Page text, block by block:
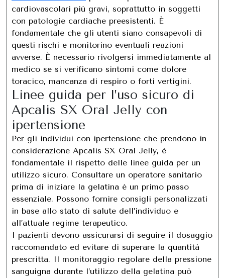
cardiovascolari più gravi, soprattutto in soggetti
con patologie cardiache preesistenti. È
fondamentale che gli utenti siano consapevoli di
questi rischi e monitorino eventuali reazioni
avverse. È necessario rivolgersi immediatamente al
medico se si verificano sintomi come dolore
toracico, mancanza di respiro o forti vertigini.
Linee guida per l’uso sicuro di
Apcalis SX Oral Jelly con
ipertensione
Per gli individui con ipertensione che prendono in
considerazione Apcalis SX Oral Jelly, è
fondamentale il rispetto delle linee guida per un
utilizzo sicuro. Consultare un operatore sanitario
prima di iniziare la gelatina è un primo passo
essenziale. Possono fornire consigli personalizzati
in base allo stato di salute dell’individuo e
all’attuale regime terapeutico.
I pazienti devono assicurarsi di seguire il dosaggio
raccomandato ed evitare di superare la quantità
prescritta. Il monitoraggio regolare della pressione
sanguigna durante l’utilizzo della gelatina può